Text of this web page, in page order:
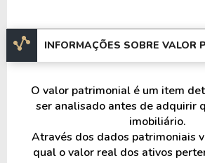
fundo de renda, são chamados
representarem imóveis físicos.
tijolo são utilizados para
de imóveis, para que estes
renda passiva com aluguéis.
INFORMAÇÕES SOBRE VALOR
O valor patrimonial é um item
ser analisado antes de adquirir
imobiliário.
Através dos dados patrimoniais
qual o valor real dos ativos